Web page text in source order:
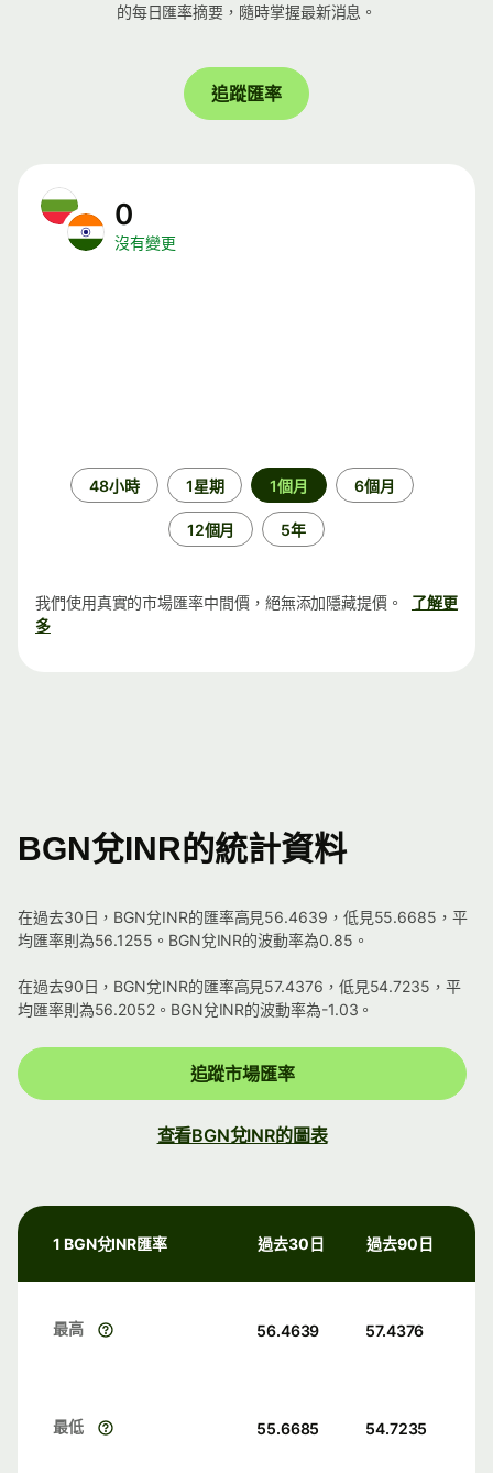
的每日匯率摘要，隨時掌握最新消息。
追蹤匯率
0
沒有變更
48小時 1星期 1個月 6個月
12個月 5年
我們使用真實的市場匯率中間價，絕無添加隱藏提價。
了解更
多
BGN兌INR的統計資料
在過去30日，BGN兌INR的匯率高見56.4639，低見55.6685，平
均匯率則為56.1255。BGN兌INR的波動率為0.85。
在過去90日，BGN兌INR的匯率高見57.4376，低見54.7235，平
均匯率則為56.2052。BGN兌INR的波動率為-1.03。
追蹤市場匯率
查看BGN兌INR的圖表
1 BGN兌INR匯率 過去30日 過去90日
最高 56.4639 57.4376
最低 55.6685 54.7235